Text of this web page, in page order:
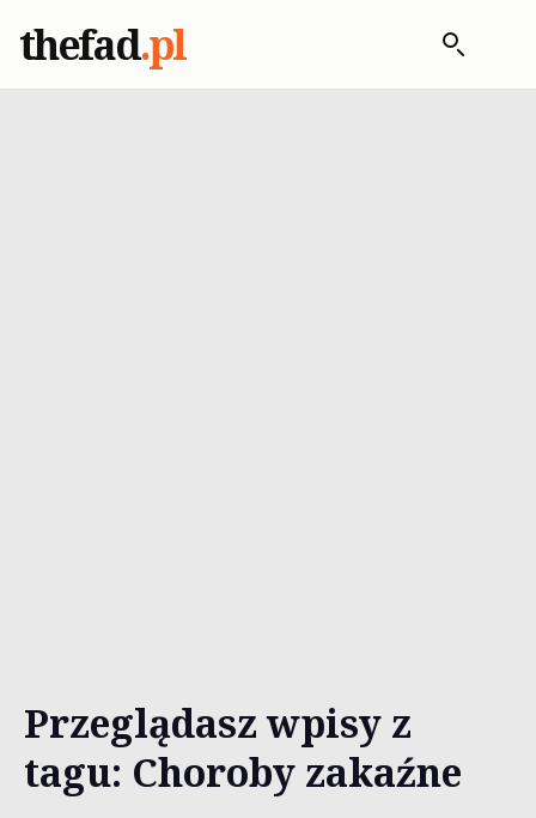
thefad.pl
Przeglądasz wpisy z
tagu: Choroby zakaźne